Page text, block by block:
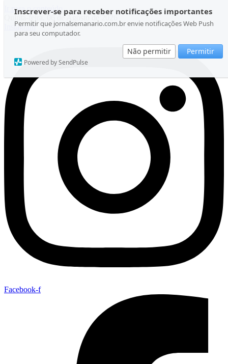
Inscrever-se para receber notificações importantes
Permitir que jornalsemanario.com.br envie notificações Web Push
para seu computador.
Não permitir Permitir
Powered by SendPulse
Ir para o conteúdo
Quinta-feira, 06 de Agosto de 2026
Instagram
Facebook-f